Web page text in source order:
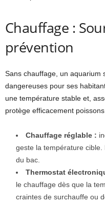
Chauffage :
prévention
Sans chauffage, un aquarium
dangereuses pour ses
une température stable et,
protège efficacement
Chauffage réglable :
geste la température
du bac.
Thermostat
le chauffage dès que la
craintes de surchauffe ou